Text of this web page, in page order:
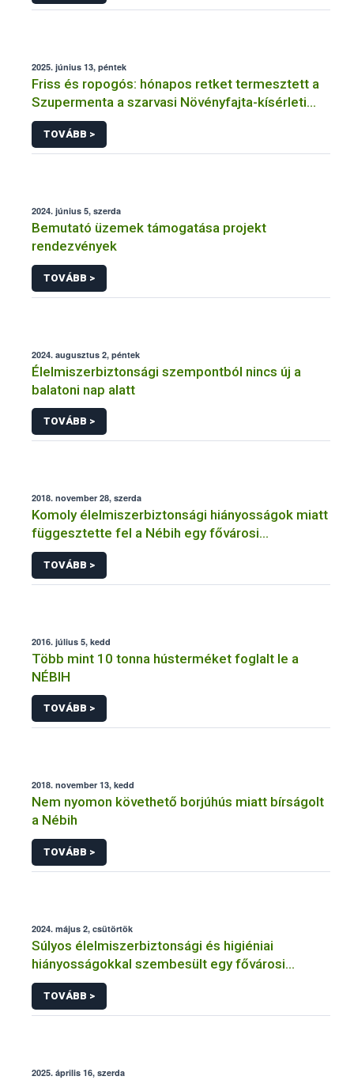
2025. június 13, péntek
Friss és ropogós: hónapos retket termesztett a
Szupermenta a szarvasi Növényfajta-kísérleti
Állomáson
TOVÁBB >
2024. június 5, szerda
Bemutató üzemek támogatása projekt
rendezvények
TOVÁBB >
2024. augusztus 2, péntek
Élelmiszerbiztonsági szempontból nincs új a
balatoni nap alatt
TOVÁBB >
2018. november 28, szerda
Komoly élelmiszerbiztonsági hiányosságok miatt
függesztette fel a Nébih egy fővárosi
cukrászüzem működését
TOVÁBB >
2016. július 5, kedd
Több mint 10 tonna hústerméket foglalt le a
NÉBIH
TOVÁBB >
2018. november 13, kedd
Nem nyomon követhető borjúhús miatt bírságolt
a Nébih
TOVÁBB >
2024. május 2, csütörtök
Súlyos élelmiszerbiztonsági és higiéniai
hiányosságokkal szembesült egy fővárosi
vendéglátóhelyen a Nébih
TOVÁBB >
2025. április 16, szerda